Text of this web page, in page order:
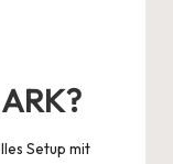
Setup mit